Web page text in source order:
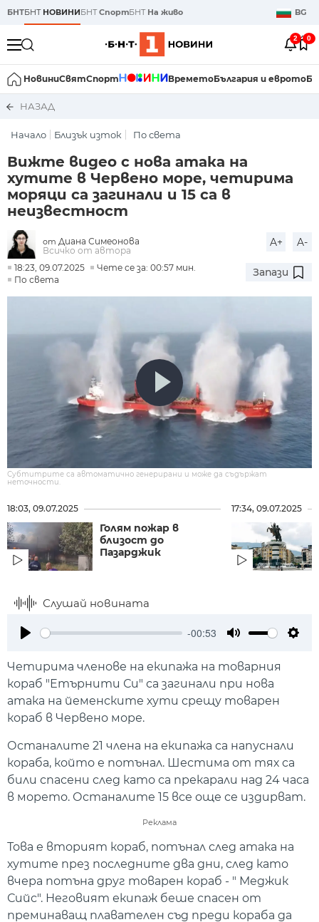
БНТБНТ НОВИНИБНТСпортБНТ На живо BG
2 0
НовиниСвятСпорт ВреметоБългария и еврото
НАЗАД
Начало Близък изток По света
Вижте видео с нова атака на
хутите в Червено море, четирима
моряци са загинали и 15 са в
неизвестност
от Диана Симеонова
Всичко от автора
A+ A-
18:23, 09.07.2025
Чете се за: 00:57 мин.
По света
Запази
Субтитрите са автоматично генерирани и може да съдържат
неточности.
18:03, 09.07.2025
Голям пожар в
близост до
Пазарджик
17:34, 09.07.2025
Слушай новината
-00:53
Четирима членове на екипажа на товарния
кораб "Етърнити Си" са загинали при нова
атака на йеменските хути срещу товарен
кораб в Червено море.
Останалите 21 члена на екипажа са напуснали
кораба, който е потънал. Шестима от тях са
били спасени след като са прекарали над 24 часа
в морето. Останалите 15 все още се издирват.
Реклама
Това е вторият кораб, потънал след атака на
хутите през последните два дни, след като
вчера потъна друг товарен кораб - " Меджик
Сийс". Неговият екипаж беше спасен от
преминаващ плавателен съд преди кораба да